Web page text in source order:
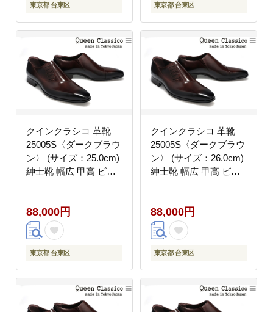
東京都 台東区 東京都 台東区
クインクラシコ 革靴
25005S〈ダークブラウ
ン〉 (サイズ：25.0cm)
紳士靴 幅広 甲高 ビジ
リッポン 牛革
88,000円
東京都 台東区
クインクラシコ 革靴
25005S〈ダークブラウ
ン〉 (サイズ：26.0cm)
紳士靴 幅広 甲高 ビジ
リッポン 牛革
88,000円
東京都 台東区